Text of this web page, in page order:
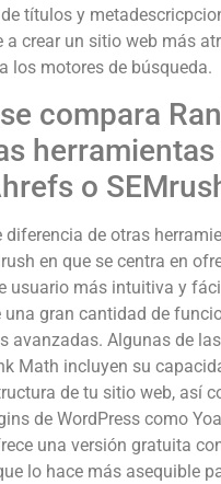
títulos y
a crear un sitio web más
los motores de búsqueda.
compara
herramientas
o
diferencia de otras
en que se centra en
usuario más intuitiva y
una gran cantidad de
avanzadas. Algunas de
Math incluyen su
de tu sitio web, así
de WordPress como
una versión gratuita
lo hace más asequible